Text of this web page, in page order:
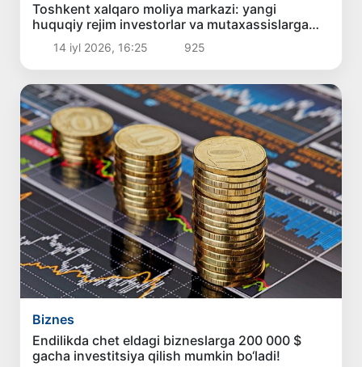
Toshkent xalqaro moliya markazi: yangi
huquqiy rejim investorlar va mutaxassislarga
qanday imkoniyatlar yaratadi?
14 iyl 2026, 16:25 925
Biznes
Endilikda chet eldagi bizneslarga 200 000 $
gacha investitsiya qilish mumkin bo‘ladi!